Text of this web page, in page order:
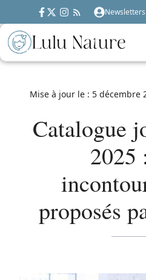
au
contenu
Newsletters
Mise à jour le : 5 décembre
Catalogue
2025
proposés